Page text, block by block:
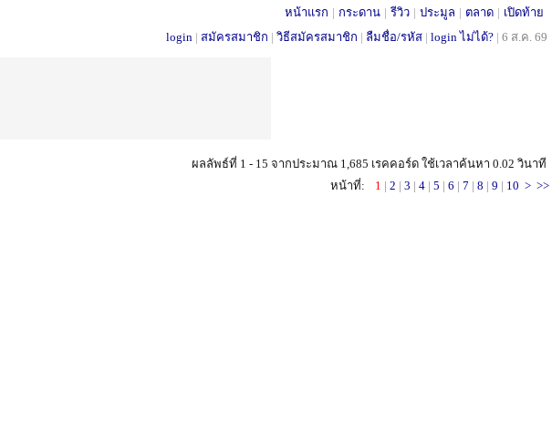
หน้าแรก | กระดาน | รีวิว | ประมูล | ตลาด | เปิดท้าย
login | สมัครสมาชิก | วิธีสมัครสมาชิก | ลืมชื่อ/รหัส | login ไม่ได้? | 6 ส.ค. 69
ผลลัพธ์ที่ 1 - 15 จากประมาณ 1,685 เรคคอร์ด ใช้เวลาค้นหา 0.02 วินาที
หน้าที่:
1 | 2 | 3 | 4 | 5 | 6 | 7 | 8 | 9 | 10 > >>